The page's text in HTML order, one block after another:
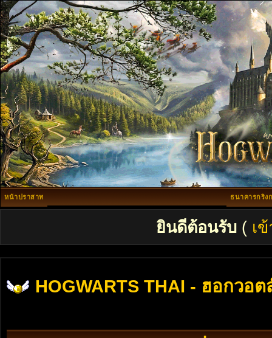
หน้าปราสาท ธนาคารกริง
ยินดีต้อนรับ( เ
HOGWARTS THAI - ฮอกวอต